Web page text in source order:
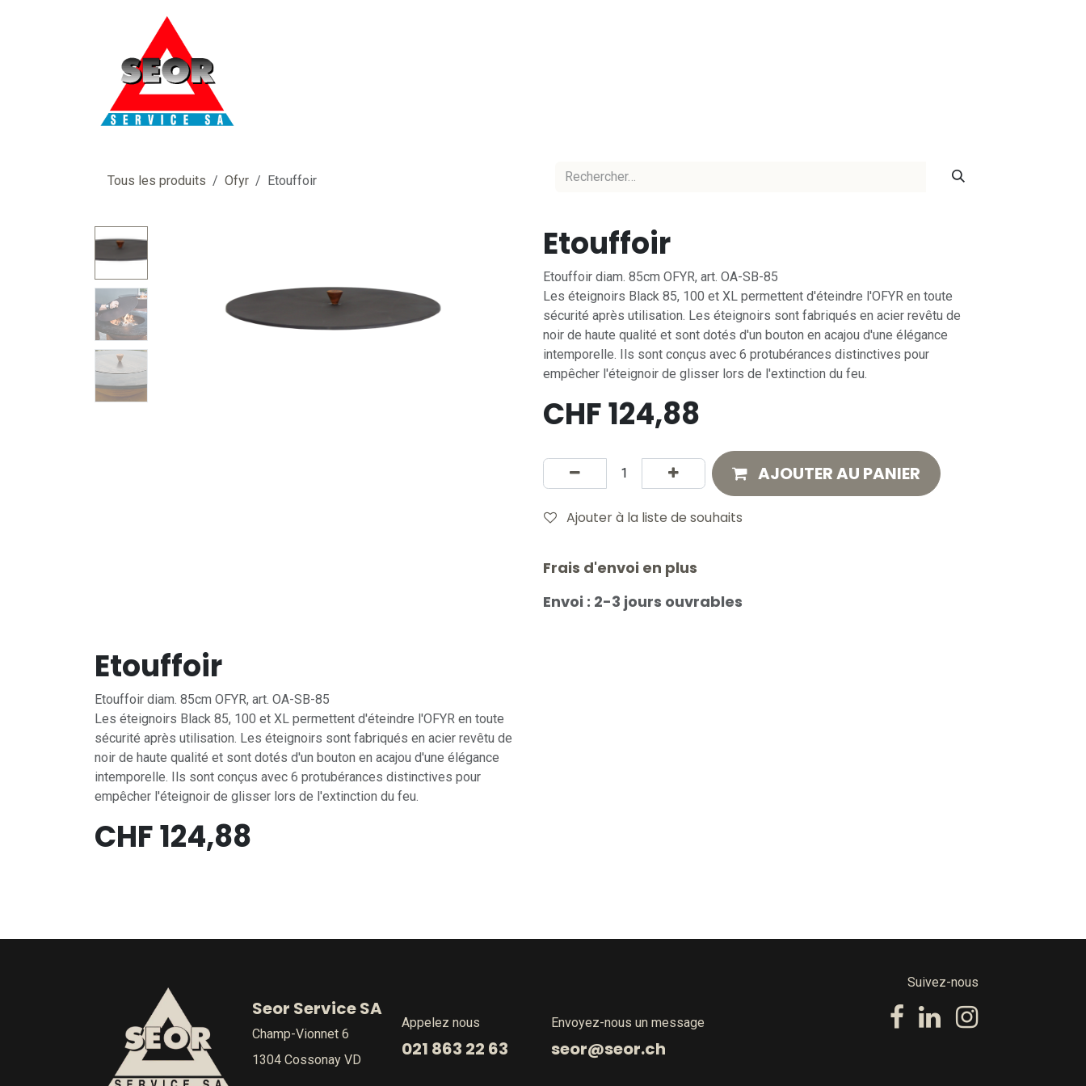
Tous les produits Ofyr Etouffoir
Etouffoir
Etouffoir diam. 85cm OFYR, art. OA-SB-85
Les éteignoirs Black 85, 100 et XL permettent d'éteindre l'OFYR en toute
sécurité après utilisation. Les éteignoirs sont fabriqués en acier revêtu de
noir de haute qualité et sont dotés d'un bouton en acajou d'une élégance
intemporelle. Ils sont conçus avec 6 protubérances distinctives pour
empêcher l'éteignoir de glisser lors de l'extinction du feu.
CHF124,88
AJOUTER AU PANIER
Ajouter à la liste de souhaits
Frais d'envoi en plus
Envoi : 2-3 jours ouvrables
Etouffoir
Etouffoir diam. 85cm OFYR, art. OA-SB-85
Les éteignoirs Black 85, 100 et XL permettent d'éteindre l'OFYR en toute
sécurité après utilisation. Les éteignoirs sont fabriqués en acier revêtu de
noir de haute qualité et sont dotés d'un bouton en acajou d'une élégance
intemporelle. Ils sont conçus avec 6 protubérances distinctives pour
empêcher l'éteignoir de glisser lors de l'extinction du feu.
CHF124,88
Suivez-nous
Seor Service SA
Champ-Vionnet 6
1304 Cossonay VD
Envoyez-nous un message
seor@seor.ch
Appelez nous
021 863 22 63